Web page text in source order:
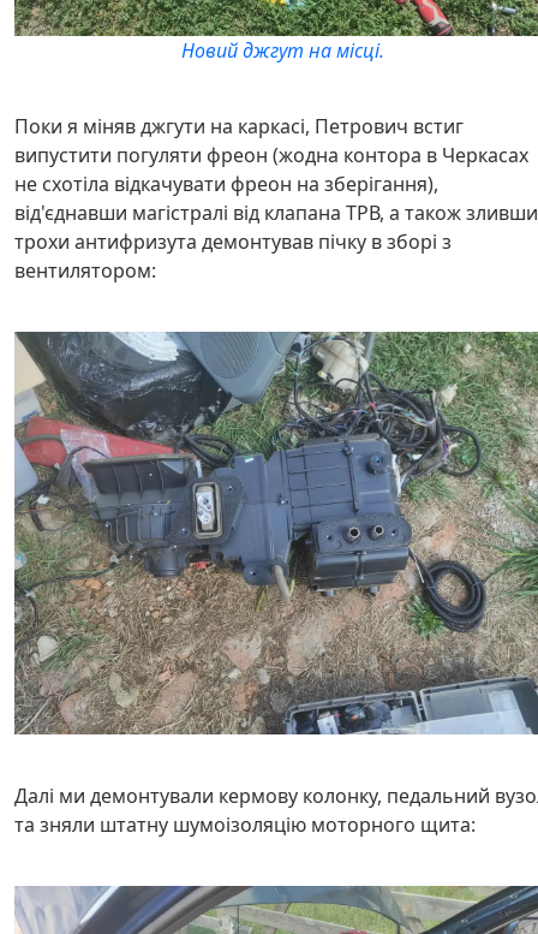
Новий джгут на місці.
Поки я міняв джгути на каркасі, Петрович встиг
випустити погуляти фреон (жодна контора в Черкасах
не схотіла відкачувати фреон на зберігання),
від'єднавши магістралі від клапана ТРВ, а також зливши
трохи антифризута демонтував пічку в зборі з
вентилятором:
Далі ми демонтували кермову колонку, педальний
та зняли штатну шумоізоляцію моторного щита: